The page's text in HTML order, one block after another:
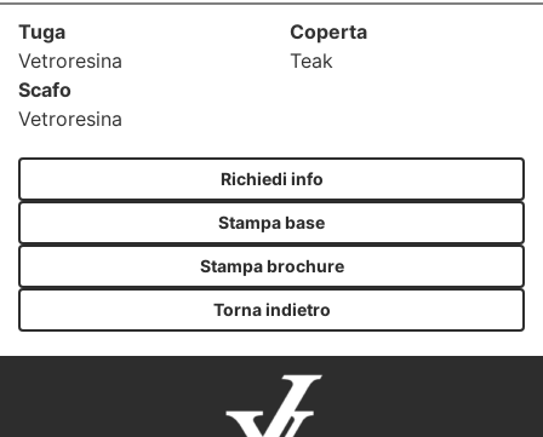
Tuga
Vetroresina
Coperta
Teak
Scafo
Vetroresina
Richiedi info
Stampa base
Stampa brochure
Torna indietro